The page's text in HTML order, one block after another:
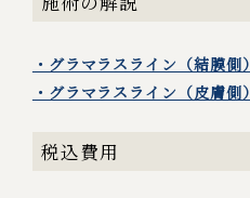
・グラマラスライン（結膜側）
・グラマラスライン（皮膚側）
税込費用